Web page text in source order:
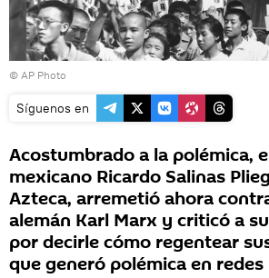
© AP Photo
Síguenos en
Acostumbrado a la polémica,
mexicano Ricardo Salinas
Azteca, arremetió ahora
alemán Karl Marx y criticó a
por decirle cómo regentear
que generó polémica en redes